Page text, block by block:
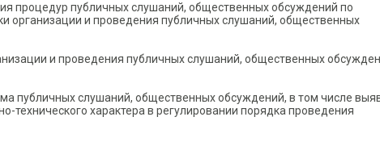
процедур публичных слушаний, общественных обсуждений по
организации и проведения публичных слушаний, общественных
и проведения публичных слушаний, общественных
публичных слушаний, общественных обсуждений, в том числе
технического характера в регулировании порядка проведения